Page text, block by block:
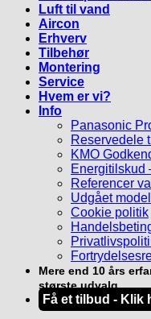
Luft til vand
Aircon
Erhverv
Tilbehør
Montering
Service
Hvem er vi?
Info
Panasonic
Reservedele
KMO
Energitilskud
Referencer
Udgået
Cookie politik
Mere end 10 års
største udvalg
Få et tilbud - Klik